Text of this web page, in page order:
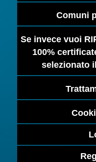
Comuni
Se invece vuoi
100%
selezionato